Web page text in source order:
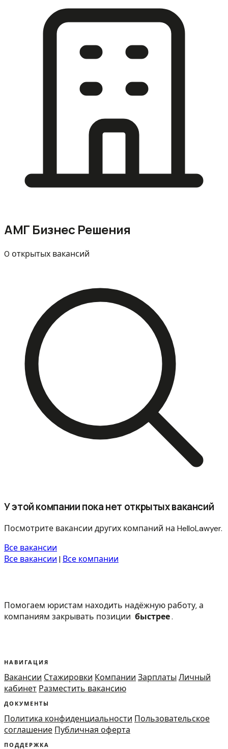
АМГ Бизнес Решения
0 открытых вакансий
У этой компании пока нет открытых вакансий
Посмотрите вакансии других компаний на HelloLawyer.
Все вакансии
Все вакансии | Все компании
Помогаем юристам находить надёжную работу, а
компаниям закрывать позиции быстрее.
НАВИГАЦИЯ
Вакансии Стажировки Компании Зарплаты Личный
кабинет Разместить вакансию
ДОКУМЕНТЫ
Политика конфиденциальности Пользовательское
соглашение Публичная оферта
ПОДДЕРЖКА